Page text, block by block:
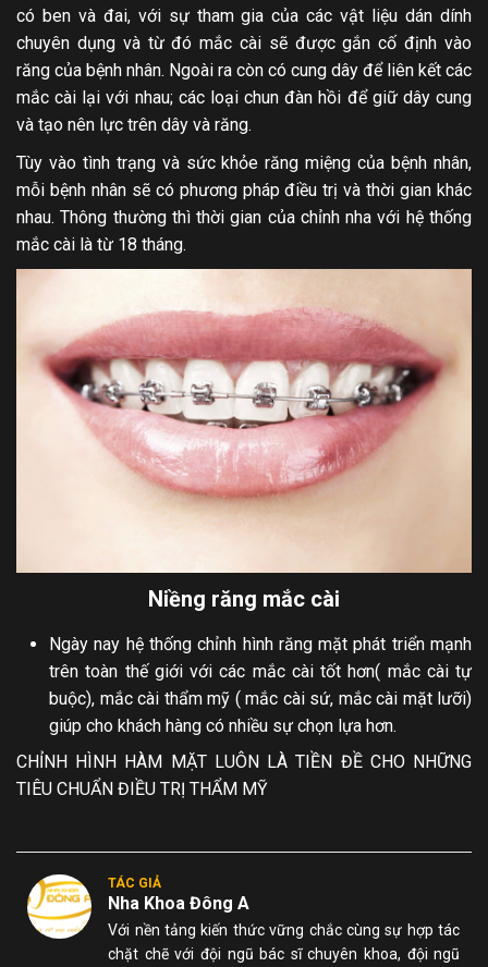
có ben và đai, với sự tham gia của các vật liệu dán dính
chuyên dụng và từ đó mắc cài sẽ được gắn cố định vào
răng của bệnh nhân. Ngoài ra còn có cung dây để liên kết các
mắc cài lại với nhau; các loại chun đàn hồi để giữ dây cung
và tạo nên lực trên dây và răng.
Tùy vào tình trạng và sức khỏe răng miệng của bệnh nhân,
mỗi bệnh nhân sẽ có phương pháp điều trị và thời gian khác
nhau. Thông thường thì thời gian của chỉnh nha với hệ thống
mắc cài là từ 18 tháng.
Niềng răng mắc cài
Ngày nay hệ thống chỉnh hình răng mặt phát triển mạnh
trên toàn thế giới với các mắc cài tốt hơn( mắc cài tự
buộc), mắc cài thẩm mỹ ( mắc cài sứ, mắc cài mặt lưỡi)
giúp cho khách hàng có nhiều sự chọn lựa hơn.
CHỈNH HÌNH HÀM MẶT LUÔN LÀ TIỀN ĐỀ CHO NHỮNG
TIÊU CHUẨN ĐIỀU TRỊ THẨM MỸ
TÁC GIẢ
Nha Khoa Đông A
Với nền tảng kiến thức vững chắc cùng sự hợp tác
chặt chẽ với đội ngũ bác sĩ chuyên khoa, đội ngũ